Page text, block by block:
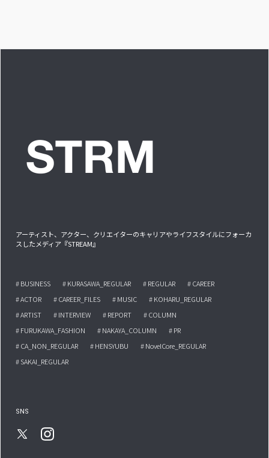
アーティスト、アクター、クリエイターのキャリアやライフスタイルにフォーカ
スしたメディア『STREAM』
# BUSINESS # KURASAWA_REGULAR # REGULAR
# CAREER
# ACTOR
# CAREER_FILES # MUSIC
# KOHARU_REGULAR
# ARTIST
# INTERVIEW # REPORT
# COLUMN
# FURUKAWA_FASHION
# NAKAYA_COLUMN
# PR
# CA_NON_REGULAR
# HENSYUBU
# NovelCore_REGULAR
# SAKAI_REGULAR
SNS